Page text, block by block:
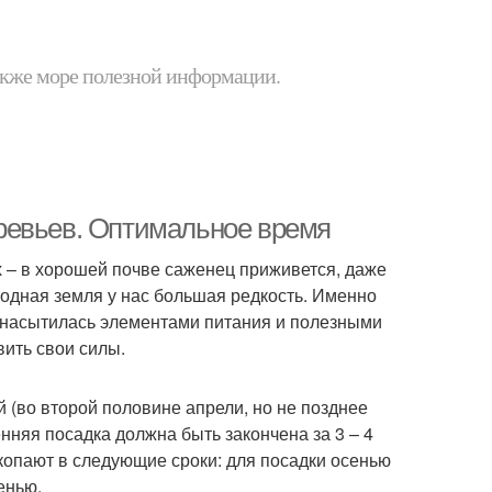
море полезной информации.
Оптимальное время
в хорошей почве саженец приживется, даже
земля у нас большая редкость. Именно
элементами питания и полезными
свои силы.
второй половине апрели, но не позднее
посадка должна быть закончена за 3 – 4
в следующие сроки: для посадки осенью